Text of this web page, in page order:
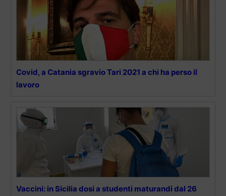
Covid, a Catania sgravio Tari 2021 a chi ha perso il
lavoro
Vaccini: in Sicilia dosi a studenti maturandi dal 26